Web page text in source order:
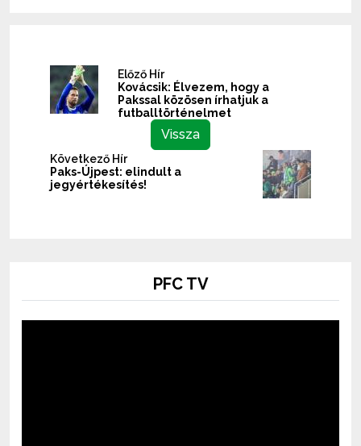
Előző Hír
Kovácsik: Élvezem, hogy a
Pakssal közösen írhatjuk a
futballtörténelmet
Vissza
Következő Hír
Paks-Újpest: elindult a
jegyértékesítés!
PFC TV